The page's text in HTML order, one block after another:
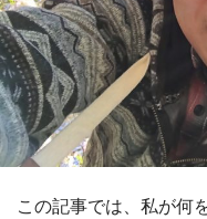
この記事では、私が何